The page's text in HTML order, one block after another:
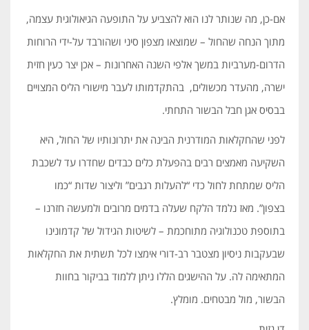
אם-כן, מה שנותר לנו הוא להצביע על התופעה הגיאולוגית עצמה,
מתוך הנחה שהחול – שמוצאו מצפון סיני ושהורבד על-ידי הרוחות
הדרום-מערביות במשך אלפי השנה האחרונות – אכן יצר כעין חזית
ישרה, מהעדר מכשולים, בהתקדמותו לעבר מישורי הליס המצויים
בבסיס אגן חבל הבשור התחתי.
לפני שהחקלאות המודרנית הבינה את יתרונותיו של החול, היא
השקיעה מאמצים רבים בהפעלת כלים כבדים שחדרו עד לשכבת
הליס שמתחת לחול כדי “להעלות רגבים” וליצור שדות “כמו
בצפון”. מאז נלמד הלקח שעלה בדמים מרובים ולמעשה חזרנו –
בתוספת טכנולוגיה מתוחכמת – לשיטות הגידול של קדמונינו
שבעקבות ניסיון מצטבר רב-דורי אימצו לכל תשתית את החקלאות
המתאימה לה. על ההישגים הללו ניתן ללמוד בביקור בחוות
הבשור, מול מבטחים. מומלץ.